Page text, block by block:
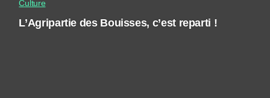
Culture
L’Agripartie des Bouisses, c’est reparti !